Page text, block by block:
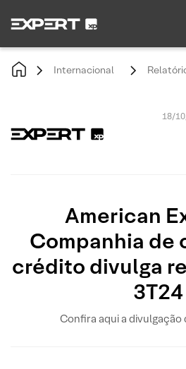
Internacional
18/
American
Companhia de
crédito divulga
3T24
Confira aqui a